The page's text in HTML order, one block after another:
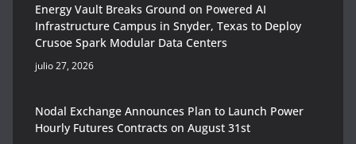
Energy Vault Breaks Ground on Powered AI
Infrastructure Campus in Snyder, Texas to Deploy
Crusoe Spark Modular Data Centers
julio 27, 2026
Nodal Exchange Announces Plan to Launch Power
Hourly Futures Contracts on August 31st